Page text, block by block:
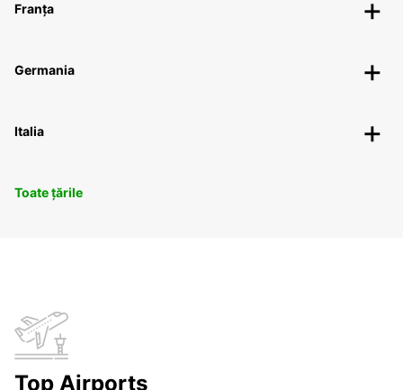
Franța
Germania
Italia
Toate țările
Top Airports